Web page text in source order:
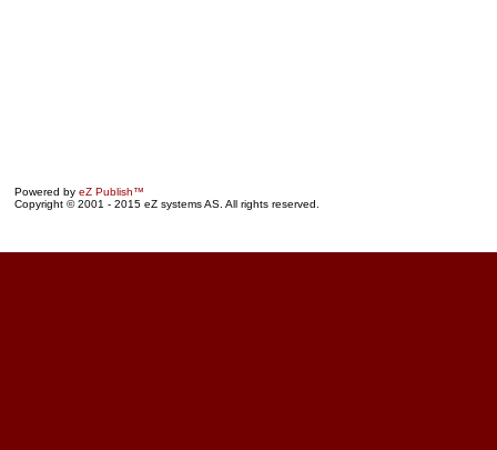
Powered by eZ Publish™
Copyright © 2001 - 2015 eZ systems AS. All rights reserved.